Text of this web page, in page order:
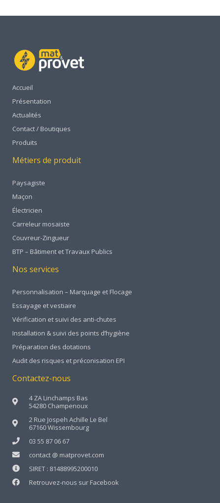
Accueil
Présentation
Actualités
Contact / Boutiques
Produits
Métiers de produit
Paysagiste
Maçon
Électricien
Carreleur mosaïste
Couvreur-Zingueur
BTP – Bâtiment et Travaux Publics
Nos services
Personnalisation – Marquage et Flocage
Essayage et vestiaire
Vérification et suivi des anti-chutes
Installation & suivi des points d’hygiène
Préparation des dotations
Audit des risques et préconisation EPI
Contactez-nous
4 ZA Linchamps Bas
54280 Champenoux
2 Rue Jospeh Achille Le Bel
67160 Wissembourg
03 55 87 06 67
contact @ matprovet.com
SIRET : 81488995200010
Retrouvez-nous sur Facebook